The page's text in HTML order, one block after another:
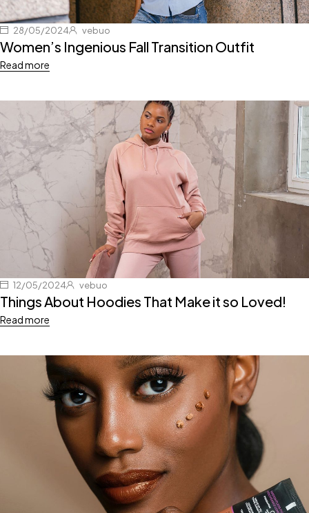
28/05/2024 vebuo
Women’s Ingenious Fall Transition Outfit
Read more
12/05/2024 vebuo
Things About Hoodies That Make it so Loved!
Read more